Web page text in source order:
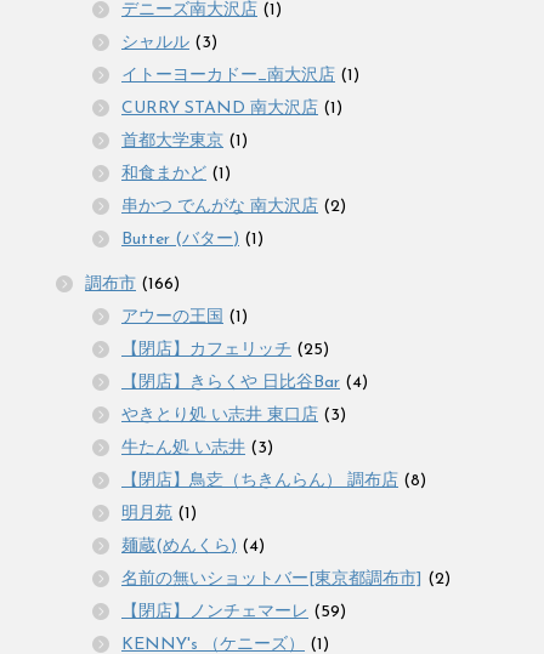
デニーズ南大沢店 (1)
シャルル (3)
イトーヨーカドー_南大沢店 (1)
CURRY STAND 南大沢店 (1)
首都大学東京 (1)
和食まかど (1)
串かつ でんがな 南大沢店 (2)
Butter (バター) (1)
調布市 (166)
アウーの王国 (1)
【閉店】カフェリッチ (25)
【閉店】きらくや 日比谷Bar (4)
やきとり処 い志井 東口店 (3)
牛たん処 い志井 (3)
【閉店】鳥赱（ちきんらん） 調布店 (8)
明月苑 (1)
麺蔵(めんくら) (4)
名前の無いショットバー[東京都調布市]
(2)
【閉店】ノンチェマーレ (59)
KENNY's （ケニーズ）
(1)